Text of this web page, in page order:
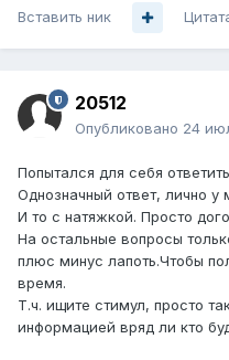
Вставить ник
20512
Опубликовано 24
Попытался для себя
Однозначный ответ, лично у
И то с натяжкой. Просто
На остальные вопросы
плюс минус лапоть.Чтобы
время.
Т.ч. ищите стимул, просто
информацией вряд ли кто